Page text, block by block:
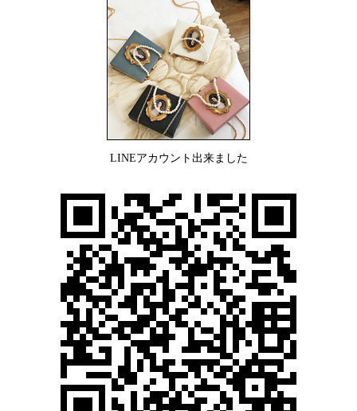
LINEアカウント出来ました